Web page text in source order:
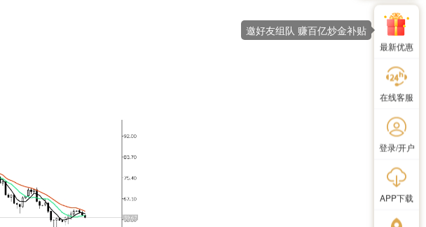
最新优惠
邀好友组队 赚百亿炒金补贴
在线客服
登录/开户
APP下载